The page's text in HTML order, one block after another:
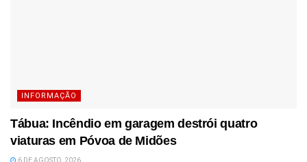
INFORMAÇÃO
Tábua: Incêndio em garagem destrói quatro
viaturas em Póvoa de Midões